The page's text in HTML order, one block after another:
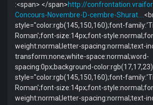
:<span> </span>http://
Concours-Novembre-D-cembre-Shurat.…
style="color:rgb(145,150,160);font-
Roman';font-size:14px;font-
weight:normal;letter-spacing:normal;text-
transform:none;white-space:normal;word-
spacing:0px;background-
style="color:rgb(145,150,160);font-
Roman';font-size:14px;font-
weight:normal;letter-spacing:normal;text-